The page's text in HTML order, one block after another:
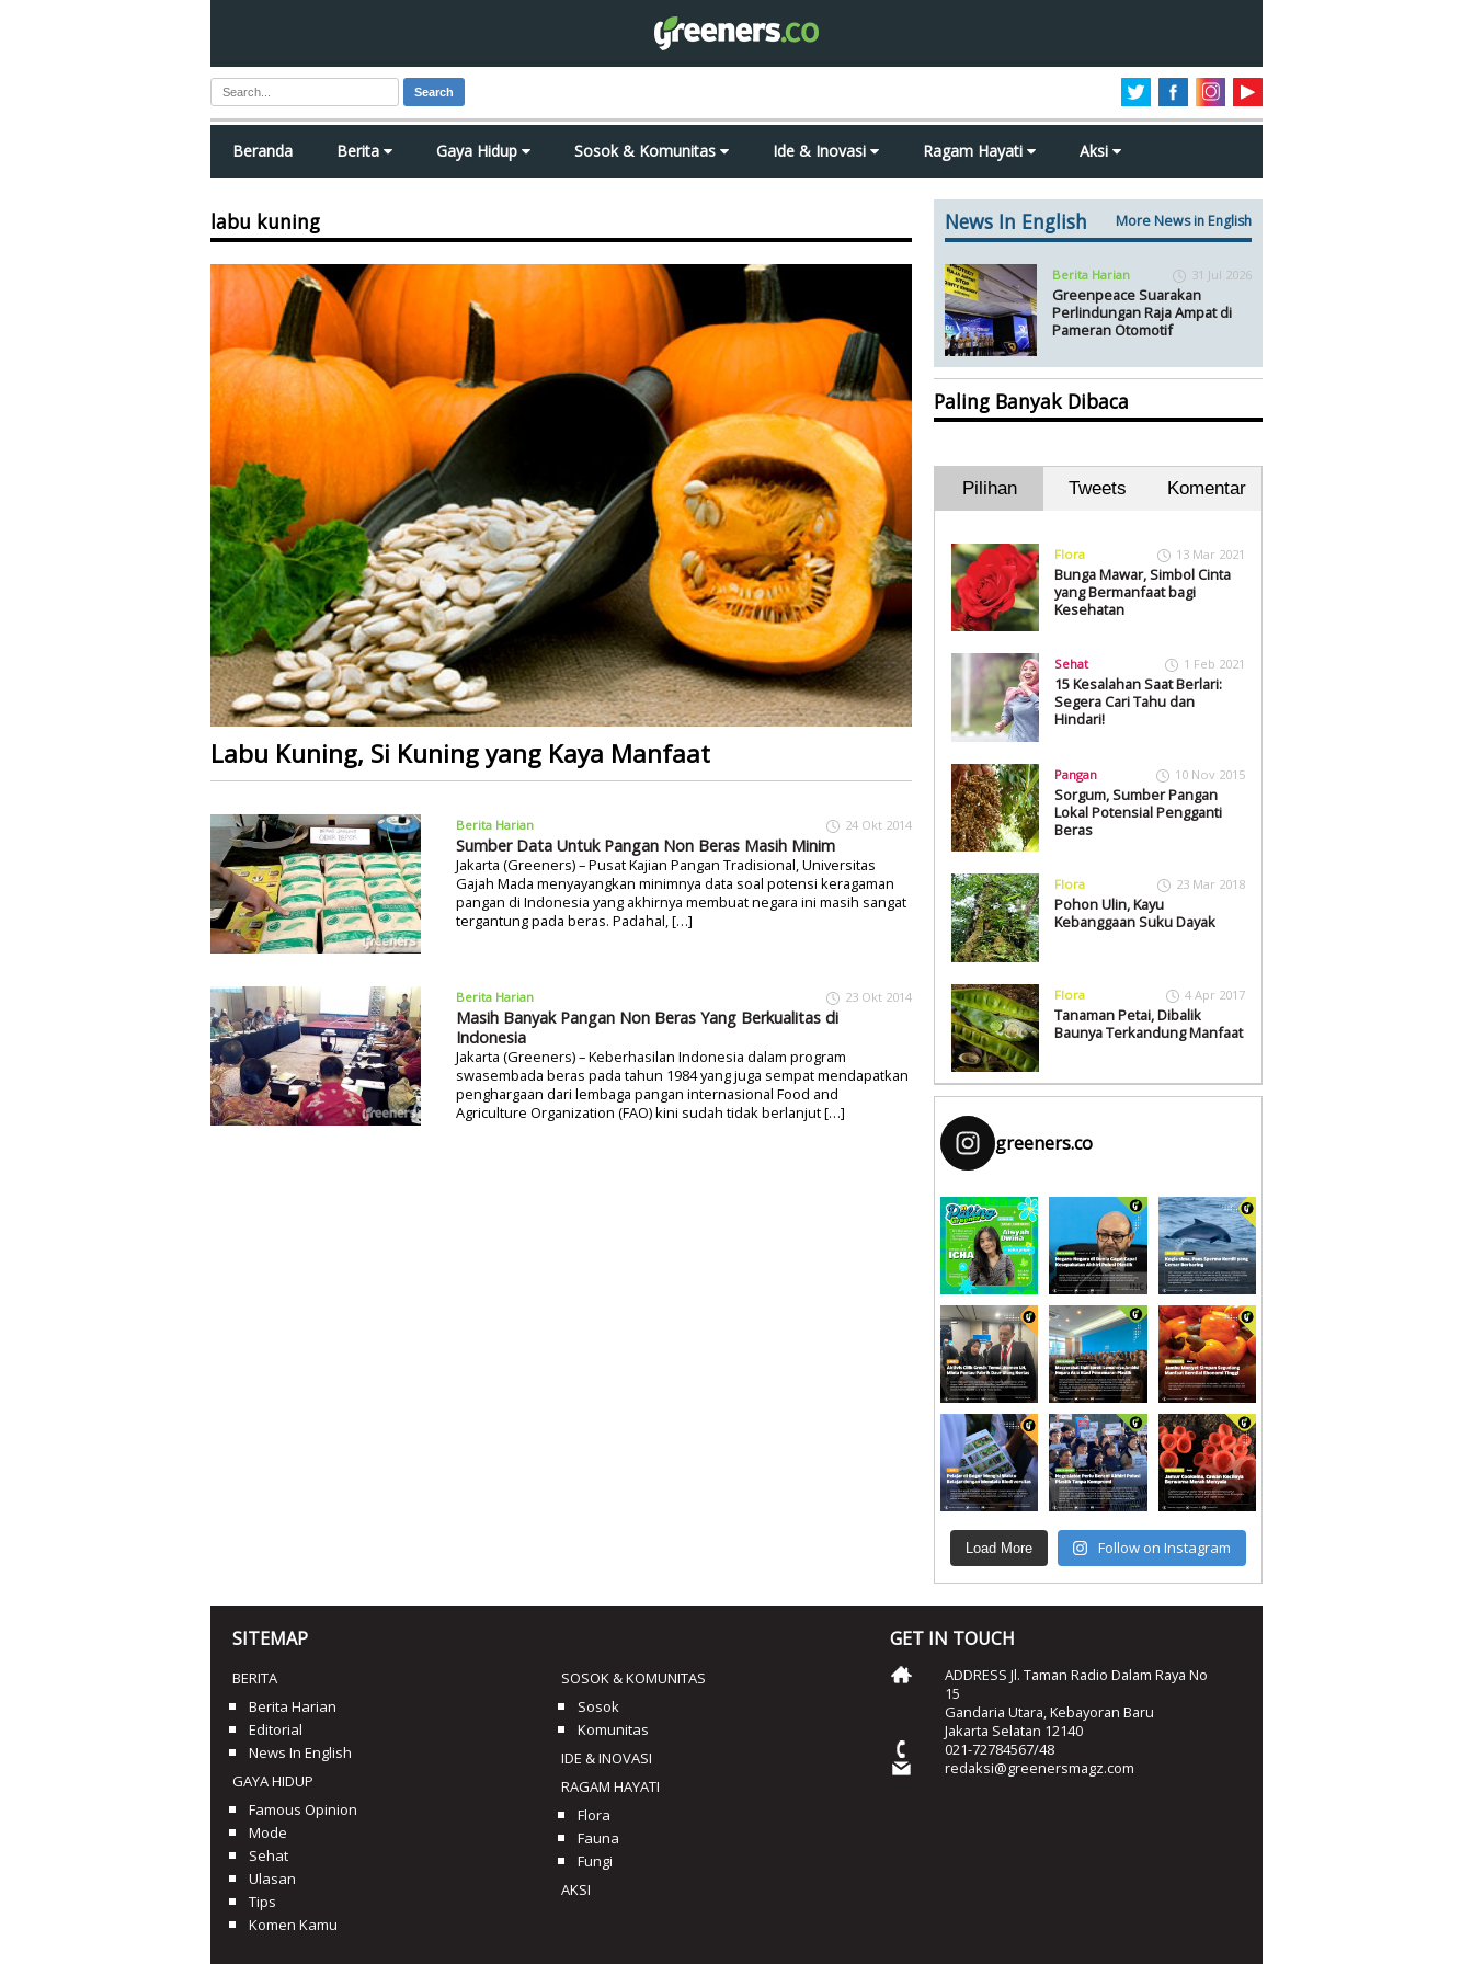
Search
Beranda Berita Gaya Hidup Sosok & Komunitas Ide & Inovasi Ragam Hayati Aksi
labu kuning
Labu Kuning, Si Kuning yang Kaya Manfaat
Berita Harian 24 Okt 2014
Sumber Data Untuk Pangan Non Beras Masih Minim
Jakarta (Greeners) – Pusat Kajian Pangan Tradisional, Universitas
Gajah Mada menyayangkan minimnya data soal potensi keragaman
pangan di Indonesia yang akhirnya membuat negara ini masih sangat
tergantung pada beras. Padahal, […]
Berita Harian 23 Okt 2014
Masih Banyak Pangan Non Beras Yang Berkualitas di
Indonesia
Jakarta (Greeners) – Keberhasilan Indonesia dalam program
swasembada beras pada tahun 1984 yang juga sempat mendapatkan
penghargaan dari lembaga pangan internasional Food and
Agriculture Organization (FAO) kini sudah tidak berlanjut […]
News In English More News in English
Berita Harian 31 Jul 2026
Greenpeace Suarakan
Perlindungan Raja Ampat di
Pameran Otomotif
Paling Banyak Dibaca
Pilihan Tweets Komentar
Flora 13 Mar 2021
Bunga Mawar, Simbol Cinta
yang Bermanfaat bagi
Kesehatan
Sehat 1 Feb 2021
15 Kesalahan Saat Berlari:
Segera Cari Tahu dan
Hindari!
Pangan 10 Nov 2015
Sorgum, Sumber Pangan
Lokal Potensial Pengganti
Beras
Flora 23 Mar 2018
Pohon Ulin, Kayu
Kebanggaan Suku Dayak
Flora 4 Apr 2017
Tanaman Petai, Dibalik
Baunya Terkandung Manfaat
greeners.co
Load More Follow on Instagram
SITEMAP
BERITA
Berita Harian
Editorial
News In English
GAYA HIDUP
Famous Opinion
Mode
Sehat
Ulasan
Tips
Komen Kamu
SOSOK & KOMUNITAS
Sosok
Komunitas
IDE & INOVASI
RAGAM HAYATI
Flora
Fauna
Fungi
AKSI
GET IN TOUCH
ADDRESS Jl. Taman Radio Dalam Raya No
15
Gandaria Utara, Kebayoran Baru
Jakarta Selatan 12140
021-72784567/48
redaksi@greenersmagz.com